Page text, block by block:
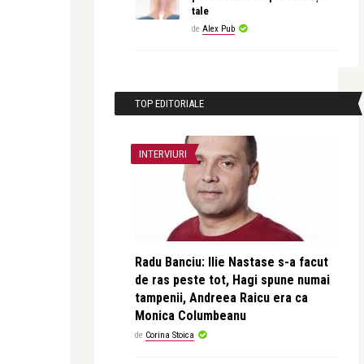
tale
de Alex Pub
TOP EDITORIALE
INTERVIURI
Radu Banciu: Ilie Nastase s-a facut
de ras peste tot, Hagi spune numai
tampenii, Andreea Raicu era ca
Monica Columbeanu
de Corina Stoica